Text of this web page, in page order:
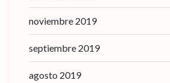
noviembre 2019
septiembre 2019
agosto 2019